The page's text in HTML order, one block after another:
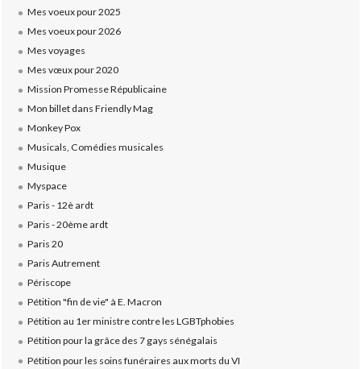
Mes voeux pour 2025
Mes voeux pour 2026
Mes voyages
Mes vœux pour 2020
Mission Promesse Républicaine
Mon billet dans Friendly Mag
Monkey Pox
Musicals, Comédies musicales
Musique
Myspace
Paris - 12è ardt
Paris - 20ème ardt
Paris 20
Paris Autrement
Périscope
Pétition "fin de vie" à E. Macron
Pétition au 1er ministre contre les LGBTphobies
Pétition pour la grâce des 7 gays sénégalais
Pétition pour les soins funéraires aux morts du VI